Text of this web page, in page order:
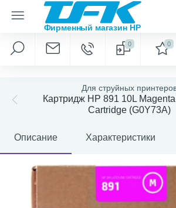
0 0
Для струйных
Картридж HP 891 10L
Cartridge (G0Y73A)
Описание Характеристики